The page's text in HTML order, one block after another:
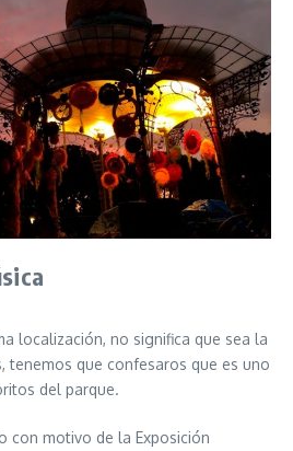
localización, no significa que sea la
tenemos que confesaros que es uno
del parque.
con motivo de la Exposición